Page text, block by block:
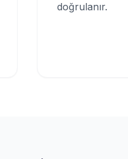
doğrulanır.